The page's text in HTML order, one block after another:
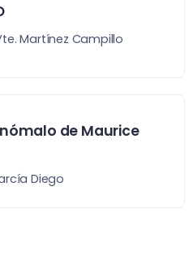
Martínez Campillo
de Maurice
Diego